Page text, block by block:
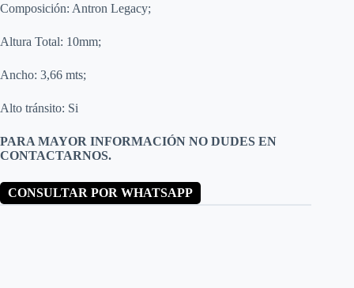
Composición: Antron Legacy;
Altura Total: 10mm;
Ancho: 3,66 mts;
Alto tránsito: Si
PARA MAYOR INFORMACIÓN NO DUDES EN
CONTACTARNOS.
CONSULTAR POR WHATSAPP